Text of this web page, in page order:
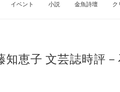
イベント 小説 金魚詩壇 ク
恵子 文芸誌時評